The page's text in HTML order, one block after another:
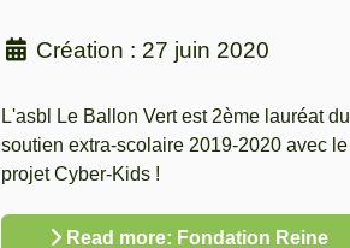
Création : 27 juin 2020
L'asbl Le Ballon Vert est 2ème lauréat du
soutien extra-scolaire 2019-2020 avec le
projet Cyber-Kids !
Read more: Fondation Reine